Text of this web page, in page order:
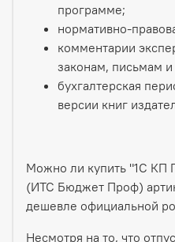
программе;
нормативно-
комментарии
законам, письмам
бухгалтерская
версии книг
Можно ли купить "1С КП
(ИТС Бюджет Проф)
дешевле официальной
Несмотря на то, что